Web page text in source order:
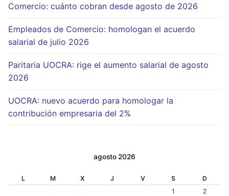
Comercio: cuánto cobran desde agosto de 2026
Empleados de Comercio: homologan el acuerdo
salarial de julio 2026
Paritaria UOCRA: rige el aumento salarial de agosto
2026
UOCRA: nuevo acuerdo para homologar la
contribución empresaria del 2%
agosto 2026
L M X J V S
D
1
2